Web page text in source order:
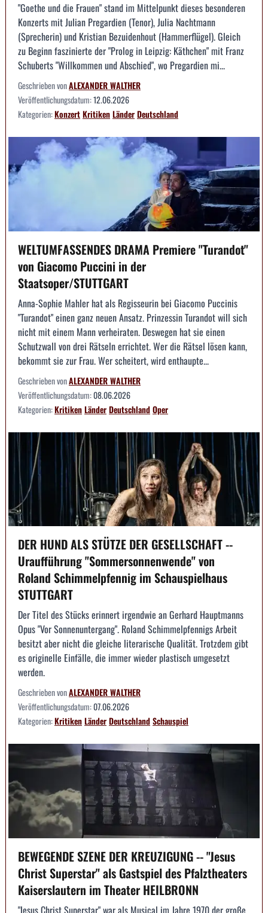
"Goethe und die Frauen" stand im Mittelpunkt dieses besonderen
Konzerts mit Julian Pregardien (Tenor), Julia Nachtmann
(Sprecherin) und Kristian Bezuidenhout (Hammerflügel). Gleich
zu Beginn faszinierte der "Prolog in Leipzig: Käthchen" mit Franz
Schuberts "Willkommen und Abschied", wo Pregardien mi...
Geschrieben vonALEXANDER WALTHER
Veröffentlichungsdatum:12.06.2026
Kategorien:KonzertKritikenLänderDeutschland
WELTUMFASSENDES DRAMA Premiere "Turandot"
von Giacomo Puccini in der
Staatsoper/STUTTGART
Anna-Sophie Mahler hat als Regisseurin bei Giacomo Puccinis
"Turandot" einen ganz neuen Ansatz. Prinzessin Turandot will sich
nicht mit einem Mann verheiraten. Deswegen hat sie einen
Schutzwall von drei Rätseln errichtet. Wer die Rätsel lösen kann,
bekommt sie zur Frau. Wer scheitert, wird enthaupte...
Geschrieben vonALEXANDER WALTHER
Veröffentlichungsdatum:08.06.2026
Kategorien:KritikenLänderDeutschlandOper
DER HUND ALS STÜTZE DER GESELLSCHAFT --
Uraufführung "Sommersonnenwende" von
Roland Schimmelpfennig im Schauspielhaus
STUTTGART
Der Titel des Stücks erinnert irgendwie an Gerhard Hauptmanns
Opus "Vor Sonnenuntergang". Roland Schimmelpfennigs Arbeit
besitzt aber nicht die gleiche literarische Qualität. Trotzdem gibt
es originelle Einfälle, die immer wieder plastisch umgesetzt
werden.
Geschrieben vonALEXANDER WALTHER
Veröffentlichungsdatum:07.06.2026
Kategorien:KritikenLänderDeutschlandSchauspiel
BEWEGENDE SZENE DER KREUZIGUNG -- "Jesus
Christ Superstar" als Gastspiel des Pfalztheaters
Kaiserslautern im Theater HEILBRONN
"Jesus Christ Superstar" war als Musical im Jahre 1970 der große